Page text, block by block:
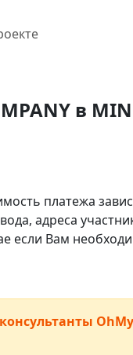
в
платежа
адреса
если Вам
консультанты